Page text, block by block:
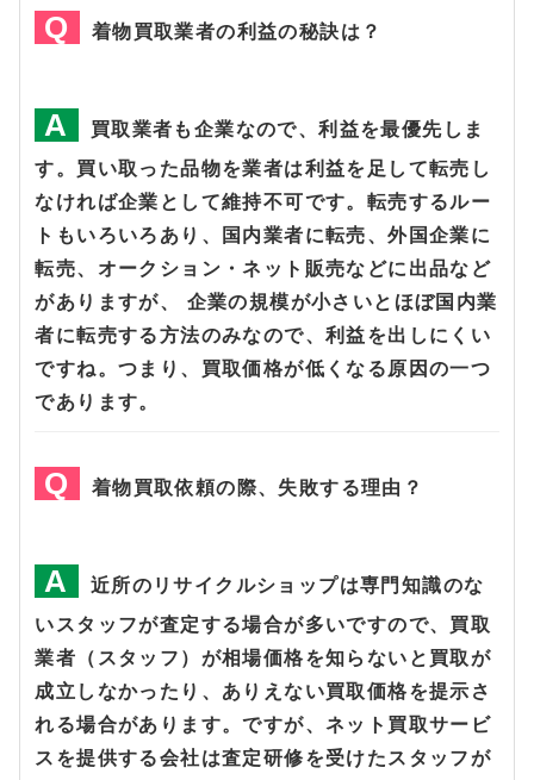
着物買取業者の利益の秘訣は？
買取業者も企業なので、利益を最優先しま
す。買い取った品物を業者は利益を足して転売し
なければ企業として維持不可です。転売するルー
トもいろいろあり、国内業者に転売、外国企業に
転売、オークション・ネット販売などに出品など
がありますが、 企業の規模が小さいとほぼ国内業
者に転売する方法のみなので、利益を出しにくい
ですね。つまり、買取価格が低くなる原因の一つ
であります。
着物買取依頼の際、失敗する理由？
近所のリサイクルショップは専門知識のな
いスタッフが査定する場合が多いですので、買取
業者（スタッフ）が相場価格を知らないと買取が
成立しなかったり、ありえない買取価格を提示さ
れる場合があります。ですが、ネット買取サービ
スを提供する会社は査定研修を受けたスタッフが